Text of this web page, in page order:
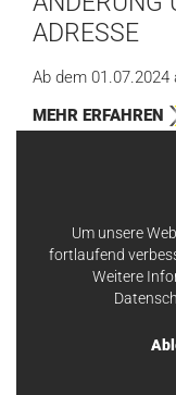
ADRESSE
Ab dem 01.07.2024
MEHR ERFAHREN
Um unsere
fortlaufend
Weitere